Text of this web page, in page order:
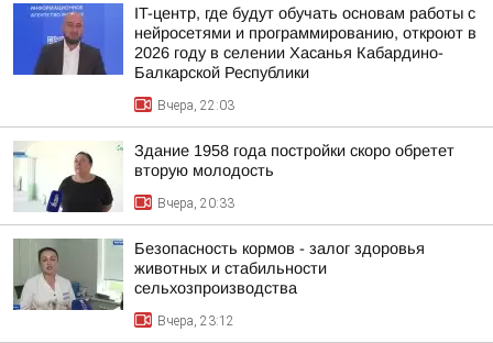
IT-центр, где будут обучать основам работы с
нейросетями и программированию, откроют в
2026 году в селении Хасанья Кабардино-
Балкарской Республики
Вчера, 22:03
Здание 1958 года постройки скоро обретет
вторую молодость
Вчера, 20:33
Безопасность кормов - залог здоровья
животных и стабильности
сельхозпроизводства
Вчера, 23:12